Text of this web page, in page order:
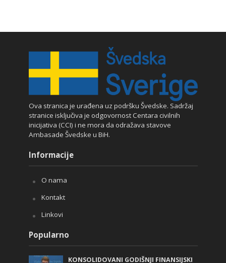
Ova stranica je urađena uz podršku Švedske. Sadržaj
stranice isključiva je odgovornost Centara civilnih
inicijativa (CCI) i ne mora da odražava stavove
Ambasade Švedske u BiH.
Informacije
O nama
Kontakt
Linkovi
Popularno
KONSOLIDOVANI GODIŠNJI FINANSIJSKI